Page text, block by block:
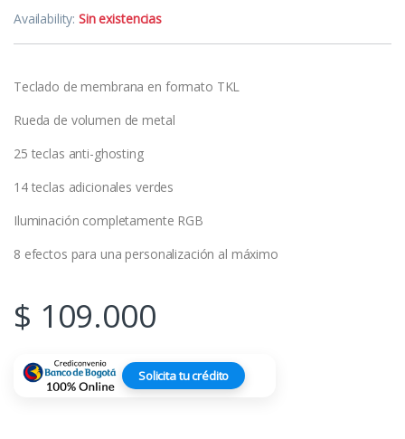
Availability:Sin existencias
Teclado de membrana en formato TKL
Rueda de volumen de metal
25 teclas anti-ghosting
14 teclas adicionales verdes
Iluminación completamente RGB
8 efectos para una personalización al máximo
$ 109.000
Solicita tu crédito